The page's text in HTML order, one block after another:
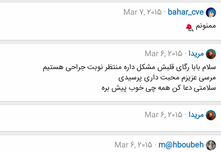
bahar_cve
Mar 7, 2015
ممنونم
مریدا Mar 6, 2015
سلام بابا رگای قلبش مشکل داره منتظر نوبت جراحی هستیم
مرسی عزیزم محبت داری پرسیدی
سلامتی دعا کن همه چی خوب پیش بره
مریدا Mar 6, 2015
m@hboubeh
Mar 6, 2015